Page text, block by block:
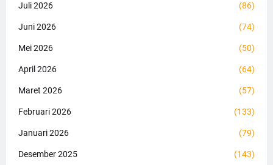
Juli 2026 (86)
Juni 2026 (74)
Mei 2026 (50)
April 2026 (64)
Maret 2026 (57)
Februari 2026 (133)
Januari 2026 (79)
Desember 2025 (143)